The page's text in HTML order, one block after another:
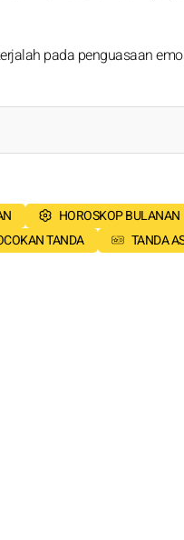
pada penguasaan
HOROSKOP BULANAN
TANDA TANDA